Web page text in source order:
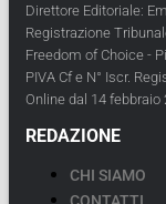
Direttore Editoriale:
Registrazione
Freedom of Choice -
PIVA Cf e N° Iscr.
Online dal 14 febbraio
REDAZIONE
CHI SIAMO